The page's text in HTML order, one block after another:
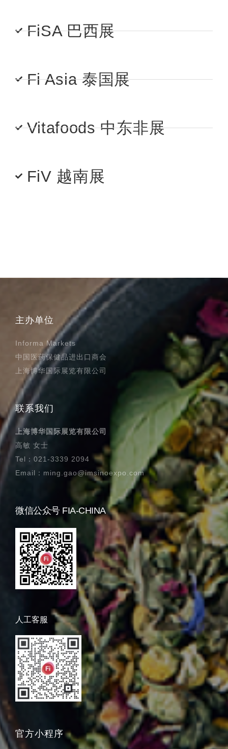
FiSA 巴西展
Fi Asia 泰国展
Vitafoods 中东非展
FiV 越南展
主办单位
Informa Markets
中国医药保健品进出口商会
上海博华国际展览有限公司
联系我们
上海博华国际展览有限公司
高敏 女士
Tel：021-3339 2094
Email：ming.gao@imsinoexpo.com
微信公众号 FIA-CHINA
人工客服
官方小程序